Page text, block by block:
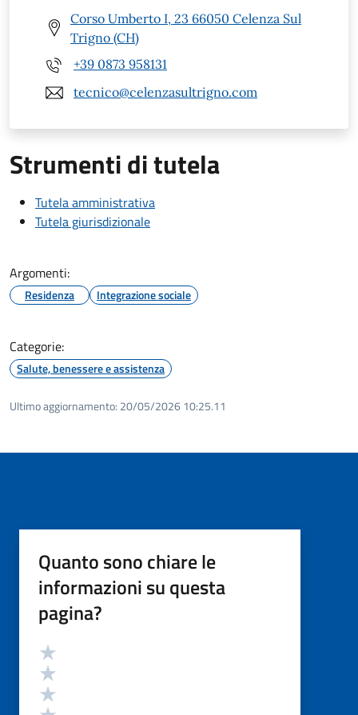
Corso Umberto I, 23 66050 Celenza Sul
Trigno (CH)
+39 0873 958131
tecnico@celenzasultrigno.com
Strumenti di tutela
Tutela amministrativa
Tutela giurisdizionale
Argomenti:
Residenza Integrazione sociale
Categorie:
Salute, benessere e assistenza
Ultimo aggiornamento: 20/05/2026 10:25.11
Quanto sono chiare le
informazioni su questa
pagina?
Valutazione